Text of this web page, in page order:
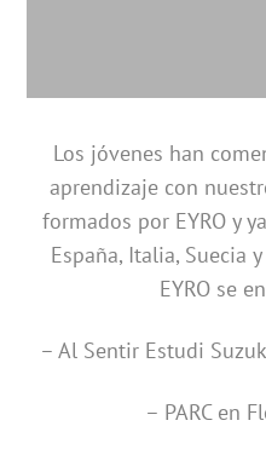
Los jóvenes han
aprendizaje con
formados por EYRO y
España, Italia, Suecia
EYRO se
– Al Sentir Estudi
– PARC en